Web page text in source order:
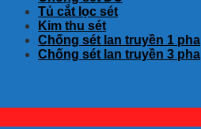
Tủ cắt lọc sét
Kim thu sét
Chống sét lan truyền 1 pha
Chống sét lan truyền 3 pha